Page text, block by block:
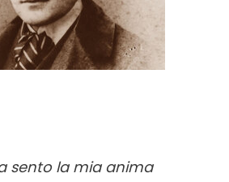
sento la mia anima